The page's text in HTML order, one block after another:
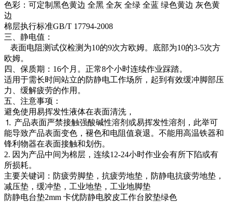
色彩：可定制黑色黄边 全黑 全灰 全绿 全蓝 绿色黄边 灰色黄
边
棉层执行标准GB/T 17794-2008
三、静电值：
表面电阻测试仪检测为10的9次方欧姆。底部为10的3-5次方
欧姆。
四、保质期：16个月。正常8个小时连续作业踩踏。
适用于需长时间站立的防静电工作场所，起到有效缓冲脚部压
力、缓解疲劳的作用。
五、注意事项：
避免使用易挥发性液体在表面清洗，
⒈ 产品表面严禁接触强酸碱性溶剂或易挥发性溶剂，此举可
能导致产品表面变色，褪色和电阻值衰退。不能用高温铁器和
锋利物器在表面接触和划伤。
2. 因为产品中间为棉层，连续12-24小时作业会有所下陷或有
所损耗。
主要关键词：防疲劳脚垫，抗疲劳地垫，防静电抗疲劳地垫，
减压垫，缓冲垫，工业地垫，工业地脚垫
防静电台垫2mm 卡优防静电胶皮工作台胶垫绿色